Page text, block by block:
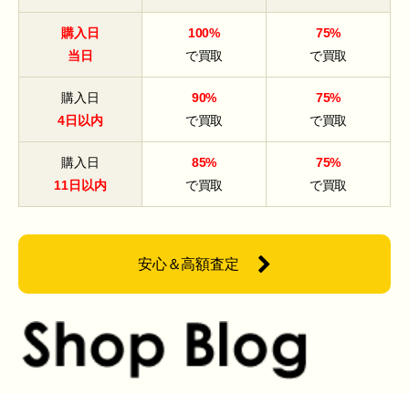
購入日
当日
100%
で買取
75%
で買取
購入日
4日以内
90%
で買取
75%
で買取
購入日
11日以内
85%
で買取
75%
で買取
安心＆高額査定